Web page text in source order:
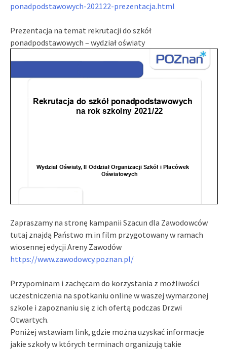
ponadpodstawowych-202122-prezentacja.html
Prezentacja na temat rekrutacji do szkół
ponadpodstawowych – wydział oświaty
Zapraszamy na stronę kampanii Szacun dla Zawodowców
tutaj znajdą Państwo m.in film przygotowany w ramach
wiosennej edycji Areny Zawodów
https://www.zawodowcy.poznan.pl/
Przypominam i zachęcam do korzystania z możliwości
uczestniczenia na spotkaniu online w waszej wymarzonej
szkole i zapoznaniu się z ich ofertą podczas Drzwi
Otwartych.
Poniżej wstawiam link, gdzie można uzyskać informacje
jakie szkoły w których terminach organizują takie